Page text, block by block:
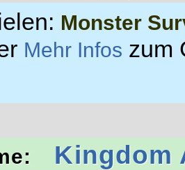
Monster
Mehr Infos zum
Kingdom